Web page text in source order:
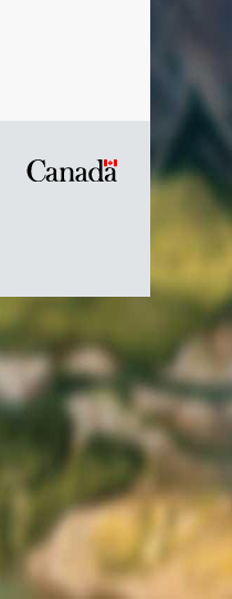
Canada